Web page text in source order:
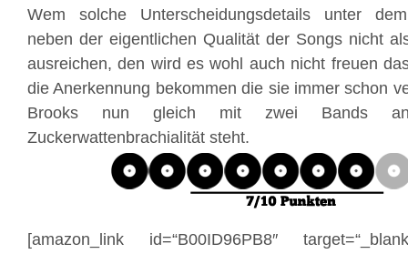
Wem solche Unterscheidungsdetails unter
neben der eigentlichen Qualität der Songs nicht
ausreichen, den wird es wohl auch nicht freuen
die Anerkennung bekommen die sie immer schon
Brooks nun gleich mit zwei Bands
Zuckerwattenbrachialität steht.
[amazon_link id=“B00ID96PB8″